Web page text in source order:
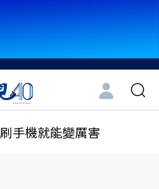
刷手機就能變厲害